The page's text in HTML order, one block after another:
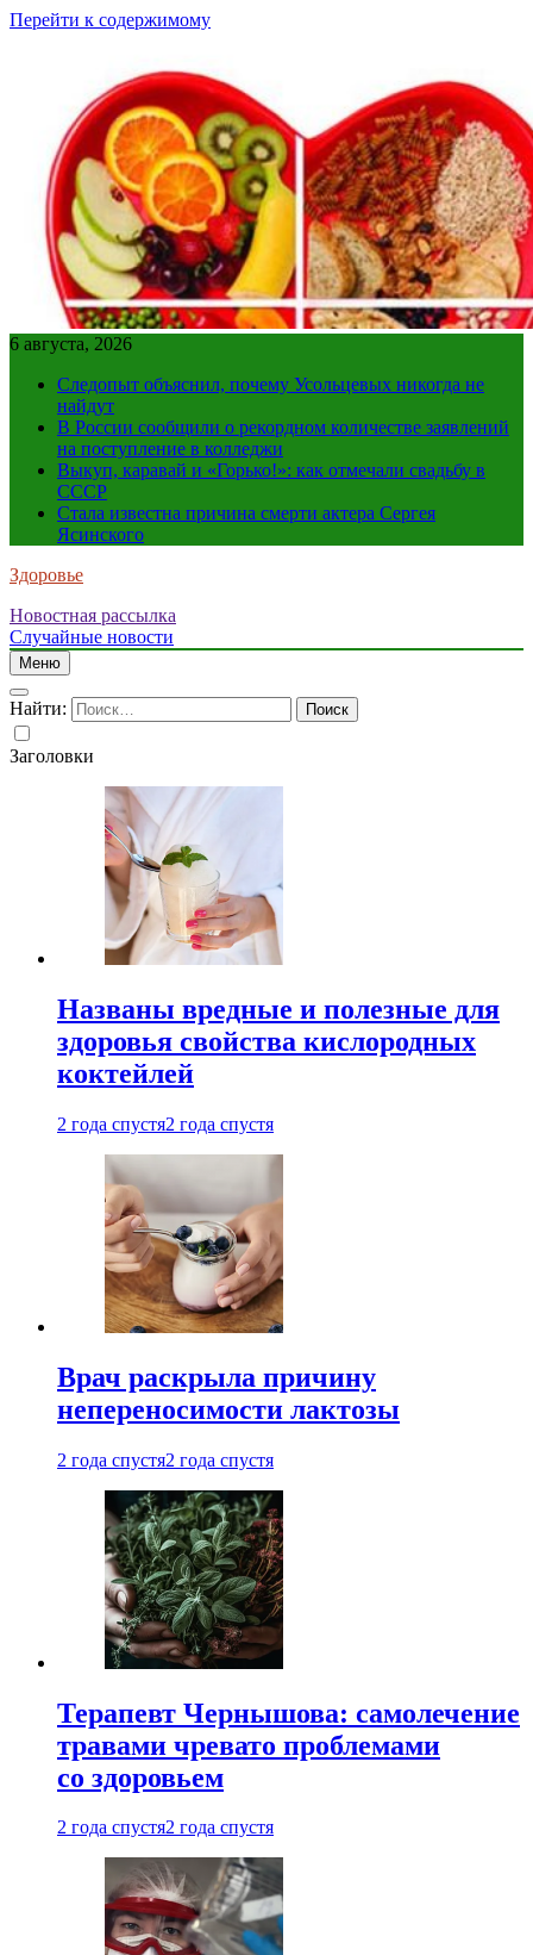
Перейти к содержимому
6 августа, 2026
Следопыт объяснил, почему Усольцевых никогда не
найдут
В России сообщили о рекордном количестве заявлений
на поступление в колледжи
Выкуп, каравай и «Горько!»: как отмечали свадьбу в
СССР
Стала известна причина смерти актера Сергея
Ясинского
Здоровье
Новостная рассылка
Случайные новости
Меню
Найти:
Заголовки
Названы вредные и полезные для
здоровья свойства кислородных
коктейлей
2 года спустя2 года спустя
Врач раскрыла причину
непереносимости лактозы
2 года спустя2 года спустя
Терапевт Чернышова: самолечение
травами чревато проблемами
со здоровьем
2 года спустя2 года спустя